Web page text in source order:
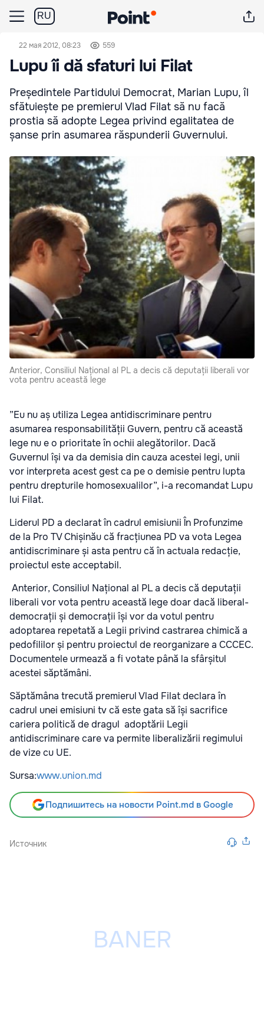
RU
22 мая 2012, 08:23 559
Lupu îi dă sfaturi lui Filat
Președintele Partidului Democrat, Marian Lupu, îl
sfătuiește pe premierul Vlad Filat să nu facă
prostia să adopte Legea privind egalitatea de
șanse prin asumarea răspunderii Guvernului.
Anterior, Consiliul Național al PL a decis că deputații liberali vor
vota pentru această lege
”Eu nu aș utiliza Legea antidiscriminare pentru
asumarea responsabilității Guvern, pentru că această
lege nu e o prioritate în ochii alegătorilor. Dacă
Guvernul își va da demisia din cauza acestei legi, unii
vor interpreta acest gest ca pe o demisie pentru lupta
pentru drepturile homosexualilor”, i-a recomandat Lupu
lui Filat.
Liderul PD a declarat în cadrul emisiunii În Profunzime
de la Pro TV Chișinău că fracțiunea PD va vota Legea
antidiscriminare și asta pentru că în actuala redacție,
proiectul este acceptabil.
Anterior, Consiliul Național al PL a decis că deputații
liberali vor vota pentru această lege doar dacă liberal-
democrații și democrații își vor da votul pentru
adoptarea repetată a Legii privind castrarea chimică a
pedofililor și pentru proiectul de reorganizare a CCCEC.
Documentele urmează a fi votate până la sfârșitul
acestei săptămâni.
Săptămâna trecută premierul Vlad Filat declara în
cadrul unei emisiuni tv că este gata să își sacrifice
cariera politică de dragul adoptării Legii
antidiscriminare care va permite liberalizării regimului
de vize cu UE.
Sursa:www.union.md
Подпишитесь на новости Point.md в Google
Источник